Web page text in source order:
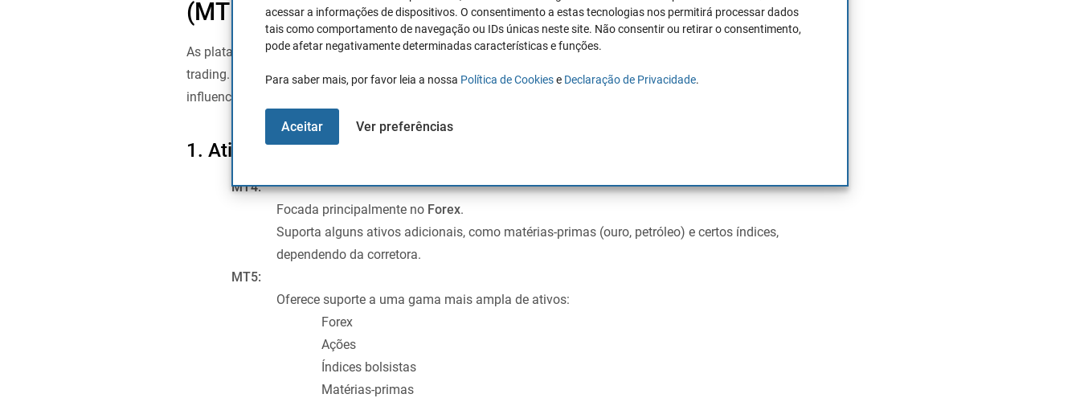
acessar a informações de dispositivos. O consentimento a estas tecnologias nos permitirá processar dados
tais como comportamento de navegação ou IDs únicas neste site. Não consentir ou retirar o consentimento,
pode afetar negativamente determinadas características e funções.
Para saber mais, por favor leia a nossa Política de Cookiese Declaração de Privacidade.
Aceitar Ver preferências
(MT5)
As plataformasMetaTrader 4 (MT4)eMetaTrader 5 (MT5)são amplamente reconhecidas no mundo do
trading. Ambas oferecem recursos robustos, mas diferem em funcionalidades específicas que podem
influenciar a escolha de acordo com o perfil e as necessidades do trader.
1. Ativos disponíveis
MT4:
Focada principalmente no Forex.
Suporta alguns ativos adicionais, como matérias-primas (ouro, petróleo) e certos índices,
dependendo da corretora.
MT5:
Oferece suporte a uma gama mais ampla de ativos:
Forex
Ações
Índices bolsistas
Matérias-primas